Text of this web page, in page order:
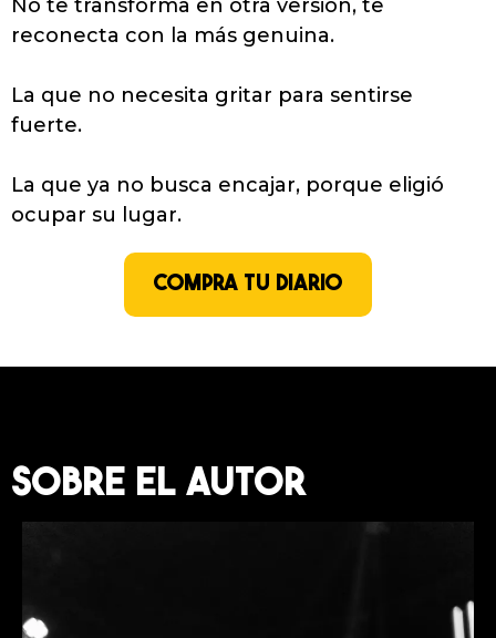
No te transforma en otra versión, te
reconecta con la más genuina.
La que no necesita gritar para sentirse
fuerte.
La que ya no busca encajar, porque eligió
ocupar su lugar.
COMPRA TU DIARIO
SOBRE EL AUTOR